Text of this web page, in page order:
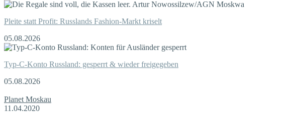
Pleite statt Profit: Russlands Fashion-Markt kriselt
05.08.2026
Typ-C-Konto Russland: gesperrt & wieder freigegeben
05.08.2026
Planet Moskau
11.04.2020